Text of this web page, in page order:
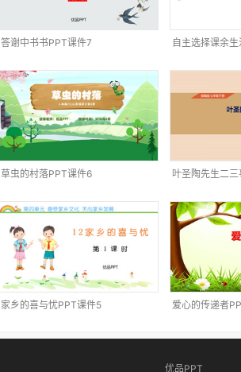
答谢中书书PPT课件7 自主选择课余
草虫的村落PPT课件6 叶圣陶先生二
家乡的喜与忧PPT课件5 爱心的传递者
优品PPT